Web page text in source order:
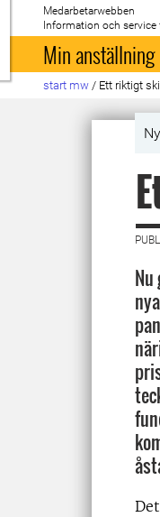
Till startsida
Medarbetarwebben
Information och service
Min anställning
start mw / Ett riktigt